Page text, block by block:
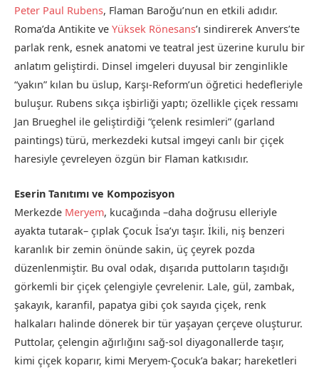
Peter Paul Rubens, Flaman Baroğu’nun en etkili adıdır.
Roma’da Antikite ve Yüksek Rönesans’ı sindirerek Anvers’te
parlak renk, esnek anatomi ve teatral jest üzerine kurulu bir
anlatım geliştirdi. Dinsel imgeleri duyusal bir zenginlikle
“yakın” kılan bu üslup, Karşı-Reform’un öğretici hedefleriyle
buluşur. Rubens sıkça işbirliği yaptı; özellikle çiçek ressamı
Jan Brueghel ile geliştirdiği “çelenk resimleri” (garland
paintings) türü, merkezdeki kutsal imgeyi canlı bir çiçek
haresiyle çevreleyen özgün bir Flaman katkısıdır.
Eserin Tanıtımı ve Kompozisyon
Merkezde Meryem, kucağında –daha doğrusu elleriyle
ayakta tutarak– çıplak Çocuk İsa’yı taşır. İkili, niş benzeri
karanlık bir zemin önünde sakin, üç çeyrek pozda
düzenlenmiştir. Bu oval odak, dışarıda puttoların taşıdığı
görkemli bir çiçek çelengiyle çevrelenir. Lale, gül, zambak,
şakayık, karanfil, papatya gibi çok sayıda çiçek, renk
halkaları halinde dönerek bir tür yaşayan çerçeve oluşturur.
Puttolar, çelengin ağırlığını sağ-sol diyagonallerde taşır,
kimi çiçek koparır, kimi Meryem-Çocuk’a bakar; hareketleri